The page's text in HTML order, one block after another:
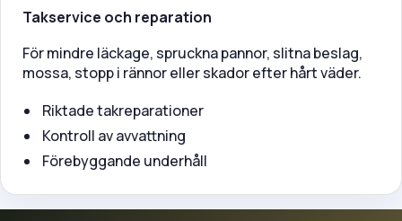
Takservice och reparation
För mindre läckage, spruckna pannor, slitna beslag,
mossa, stopp i rännor eller skador efter hårt väder.
Riktade takreparationer
Kontroll av avvattning
Förebyggande underhåll